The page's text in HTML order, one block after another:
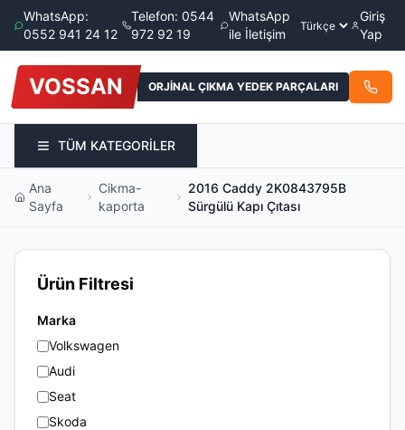
WhatsApp:
0552 941 24 12
Telefon: 0544
972 92 19
WhatsApp
ile İletişim
Giriş
Yap
VOSSAN ORJİNAL ÇIKMA YEDEK PARÇALARI
TÜM KATEGORİLER
Ana
Sayfa
Cikma-
kaporta
2016 Caddy 2K0843795B
Sürgülü Kapı Çıtası
Ürün Filtresi
Marka
Volkswagen
Audi
Seat
Skoda